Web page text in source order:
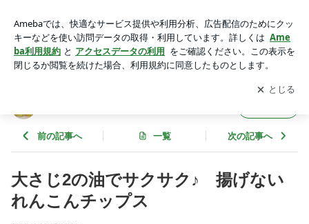
のあてレシピアプリをダウンロードして ブログの更新通知
を受け取りまし
ょう。
開く
前の記事へ 一覧 次の記事へ
大さじ2の油でサクサク♪ 揚げない
れんこんチップス